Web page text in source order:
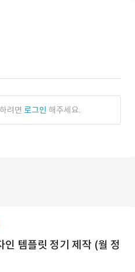
려면 로그인 해주세요.
템플릿 정기 제작 (월 정